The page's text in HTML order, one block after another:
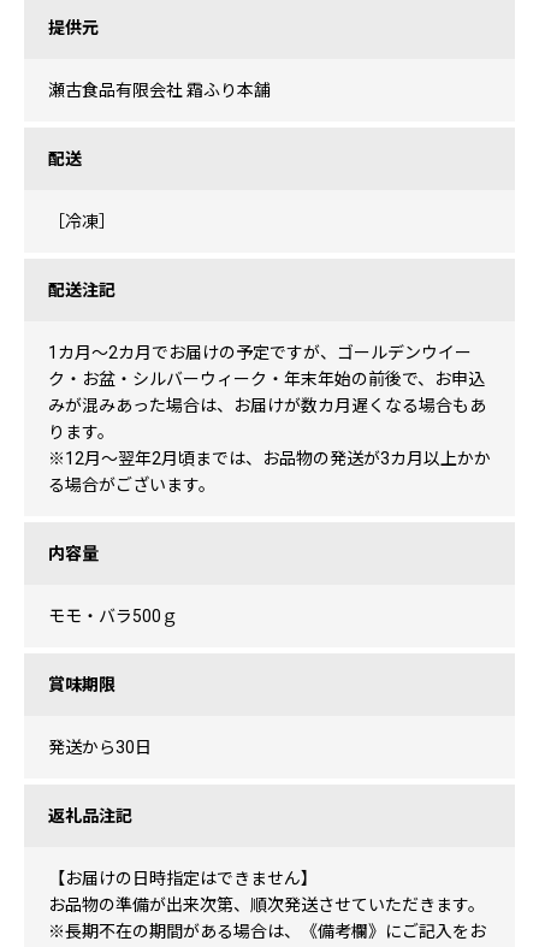
提供元
瀬古食品有限会社 霜ふり本舗
配送
［冷凍］
配送注記
1カ月〜2カ月でお届けの予定ですが、ゴールデンウイー
ク・お盆・シルバーウィーク・年末年始の前後で、お申込
みが混みあった場合は、お届けが数カ月遅くなる場合もあ
ります。
※12月〜翌年2月頃までは、お品物の発送が3カ月以上かか
る場合がございます。
内容量
モモ・バラ500ｇ
賞味期限
発送から30日
返礼品注記
【お届けの日時指定はできません】
お品物の準備が出来次第、順次発送させていただきます。
※長期不在の期間がある場合は、《備考欄》にご記入をお